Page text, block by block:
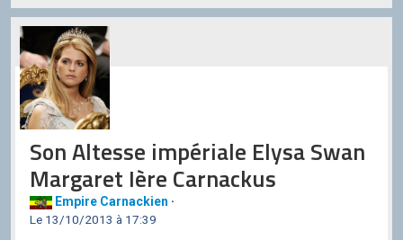
Son Altesse impériale Elysa Swan
Margaret Ière Carnackus
Empire Carnackien ·
Le 13/10/2013 à 17:39